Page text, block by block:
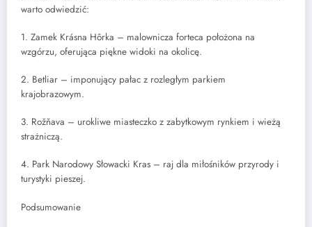
warto odwiedzić:
1. Zamek Krásna Hôrka – malownicza forteca położona na
wzgórzu, oferująca piękne widoki na okolicę.
2. Betliar – imponujący pałac z rozległym parkiem
krajobrazowym.
3. Rožňava – urokliwe miasteczko z zabytkowym rynkiem i wieżą
strażniczą.
4. Park Narodowy Słowacki Kras – raj dla miłośników przyrody i
turystyki pieszej.
Podsumowanie